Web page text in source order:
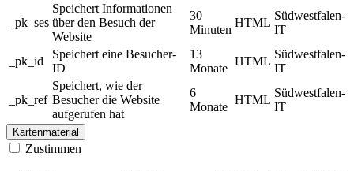
_pk_ses
Speichert Informationen
über den Besuch der
Website
30
Minuten
HTML
Südwestfalen-
IT
_pk_id
Speichert eine Besucher-
ID
13
Monate
HTML
Südwestfalen-
IT
_pk_ref
Speichert, wie der
Besucher die Website
aufgerufen hat
6
Monate
HTML
Südwestfalen-
IT
Kartenmaterial
Zustimmen